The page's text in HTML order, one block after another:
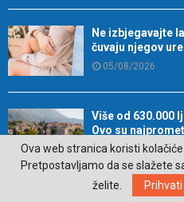
Ne izbjegavajte
čuvaju njegov
05/08/2026
Više od 630.000
Ovo su
05/08/2026
Trebinje:
Ova web stranica koristi
Pretpostavljamo da se slažete
želite.
Prihvati